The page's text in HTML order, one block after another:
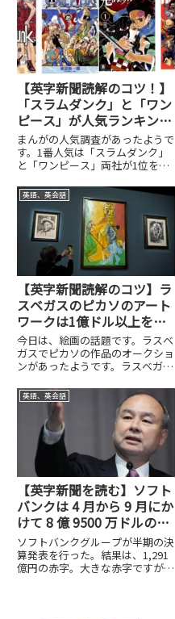
【英字新聞読解のコツ！】
「スラムダンク」と「ワン
ピース」が人気ランキング
のトップ！
まんがの人気調査があったようで
す。1番人気は「スラムダンク」
と「ワンピース」両社が1位を分
「鬼滅の刃」や「ドラゴンボー
ル」これらもとても有名なマンガ
です。一方で、まんがを読む人の
割合の調査も行われたようで、そ
の結...
英語、英会話
【英字新聞読解のコツ】ラ
スベガスのピカソのアート
ワークは1億ドル以上を取
得します！
今日は、絵画の話題です。ラスベ
ガスでピカソの作品のオークショ
ンがあったようです。ラスベガス
テインメントの町というイメージ
ですが。今日の記事によると、ラ
スベガスのホテルに展示されてい
たピカソの作品がオークション
英語、英会話
【英字新聞を読む】ソフト
バンクは 4 月から 9 月にか
けて 8 億 9500 万ドルの純
損失！
ソフトバンクグループが半期の決
算発表を行った。結果は、1,291
億円の赤字。大きな赤字ですが、